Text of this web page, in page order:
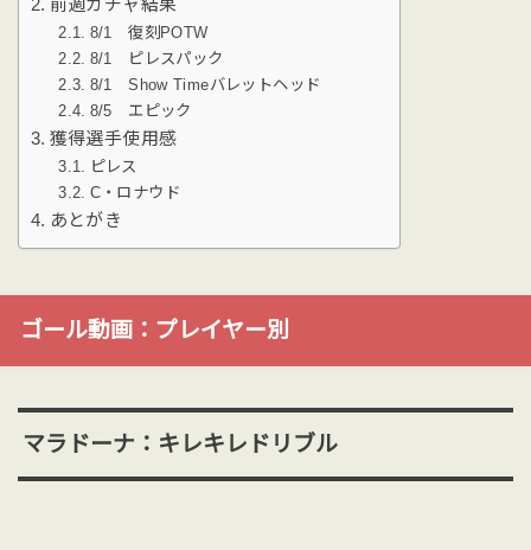
前週ガチャ結果
8/1 復刻POTW
8/1 ピレスパック
8/1 Show Timeバレットヘッド
8/5 エピック
獲得選手使用感
ピレス
C・ロナウド
あとがき
ゴール動画：プレイヤー別
マラドーナ：キレキレドリブル